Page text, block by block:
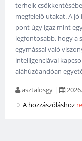
terheik
megfelelő utakat. A jó
pont úgy igaz mint
legfontosabb, hogy a
egymással való
intelligenciával
aláhúzóandóan
asztalosgy |
A hozzászóláshoz